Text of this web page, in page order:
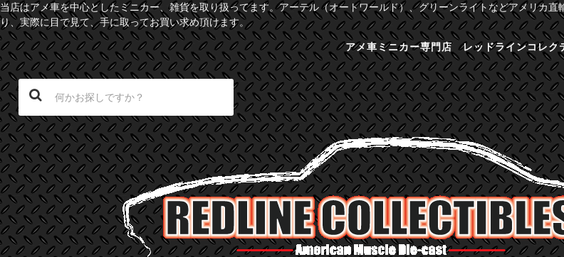
当店はアメ車を中心としたミニカー、雑貨を取り扱ってます。アーテル（オートワールド）、グリーンライトなどアメリカ
り、実際に目で見て、手に取ってお買い求め頂けます。
アメ車ミニカー専門店 レッドラインコレク